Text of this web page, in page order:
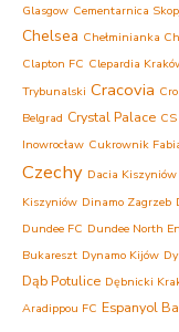
Glasgow Cementarnica
Chelsea Chełminianka
Clapton FC Clepardia
Trybunalski Cracovia
Belgrad Crystal Palace
Inowrocław Cukrownik
Czechy Dacia Kiszyniów
Kiszyniów Dinamo Zagrzeb
Dundee FC Dundee North
Bukareszt Dynamo Kijów
Dąb Potulice Dębnicki
Aradippou FC Espanyol